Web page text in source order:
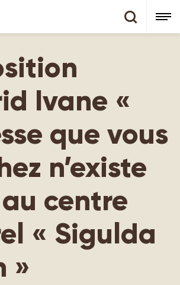
Ivane «
que vous
n’existe
centre
« Sigulda
»